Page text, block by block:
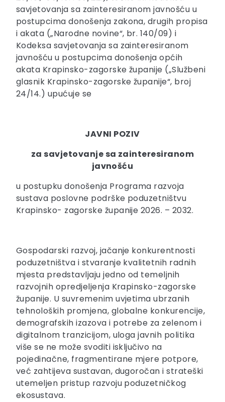
savjetovanja sa zainteresiranom javnošću u
postupcima donošenja zakona, drugih propisa
i akata („Narodne novine“, br. 140/09) i
Kodeksa savjetovanja sa zainteresiranom
javnošću u postupcima donošenja općih
akata Krapinsko-zagorske županije („Službeni
glasnik Krapinsko-zagorske županije“, broj
24/14.) upućuje se
JAVNI POZIV
za savjetovanje sa zainteresiranom
javnošću
u postupku donošenja Programa razvoja
sustava poslovne podrške poduzetništvu
Krapinsko- zagorske županije 2026. – 2032.
Gospodarski razvoj, jačanje konkurentnosti
poduzetništva i stvaranje kvalitetnih radnih
mjesta predstavljaju jedno od temeljnih
razvojnih opredjeljenja Krapinsko-zagorske
županije. U suvremenim uvjetima ubrzanih
tehnoloških promjena, globalne konkurencije,
demografskih izazova i potrebe za zelenom i
digitalnom tranzicijom, uloga javnih politika
više se ne može svoditi isključivo na
pojedinačne, fragmentirane mjere potpore,
već zahtijeva sustavan, dugoročan i strateški
utemeljen pristup razvoju poduzetničkog
ekosustava.